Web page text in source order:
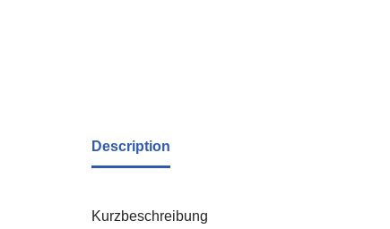
Description
Kurzbeschreibung